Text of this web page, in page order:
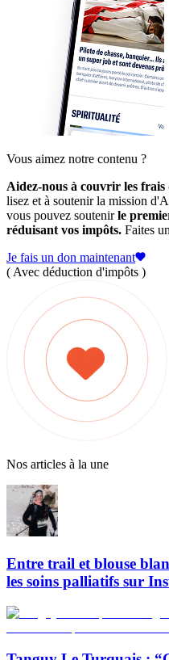
Vous aimez notre contenu ?
Aidez-nous à couvrir les
lisez et à soutenir la mission
vous pouvez soutenirle
réduisant vos impôts. Faites
Je fais un don maintenant
( Avec déduction d'impôts )
Nos articles à la une
Entre trail et blouse
les soins palliatifs sur